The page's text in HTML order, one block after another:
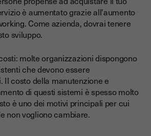
è aumentato grazie all'aumento
Come azienda, dovrai tenere
sviluppo.
molte organizzazioni dispongono
che devono essere
Il costo della manutenzione e
di questi sistemi è spesso molto
è uno dei motivi principali per cui
non vogliono cambiare.